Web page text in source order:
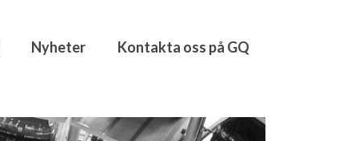
Nyheter Kontakta oss på GQ